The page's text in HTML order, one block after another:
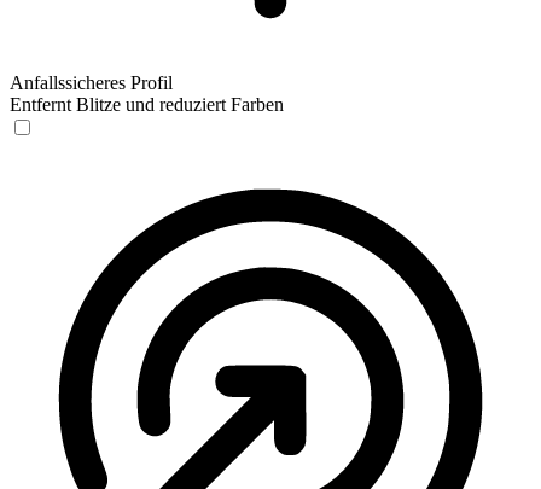
Anfallssicheres Profil
Entfernt Blitze und reduziert Farben